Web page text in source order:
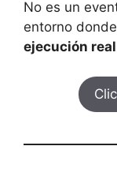
No es un
entorno
ejecución